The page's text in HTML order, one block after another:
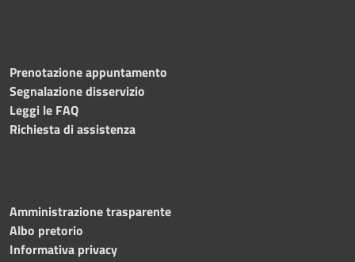
Prenotazione appuntamento
Segnalazione disservizio
Leggi le FAQ
Richiesta di assistenza
Amministrazione trasparente
Albo pretorio
Informativa privacy